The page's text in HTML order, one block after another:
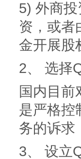
5) 外商
资，或者
金开展股
2、 选择
国内目前
是严格控
务的诉求
3、 设立